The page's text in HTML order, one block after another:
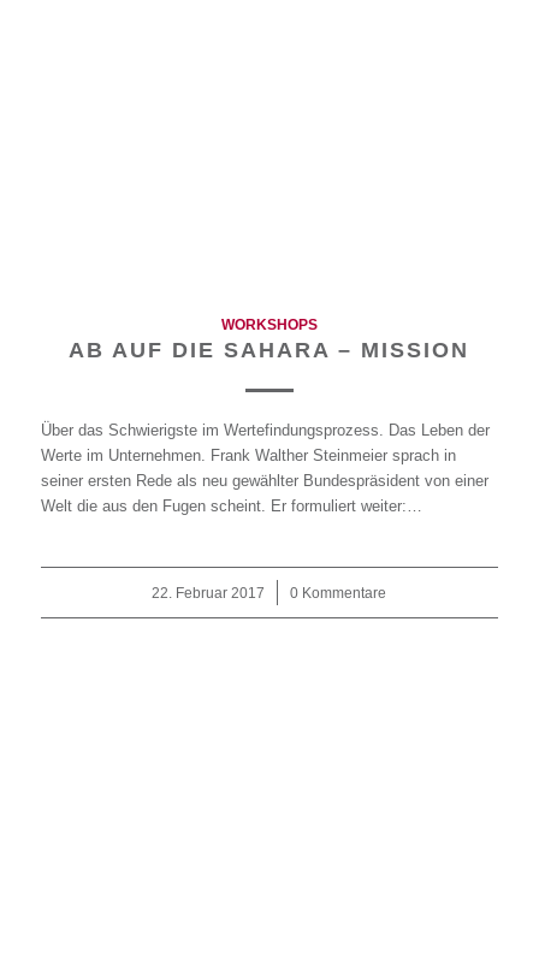
WORKSHOPS
AB AUF DIE SAHARA – MISSION
Über das Schwierigste im Wertefindungsprozess. Das Leben der
Werte im Unternehmen. Frank Walther Steinmeier sprach in
seiner ersten Rede als neu gewählter Bundespräsident von einer
Welt die aus den Fugen scheint. Er formuliert weiter:…
22. Februar 2017
/ 0 Kommentare